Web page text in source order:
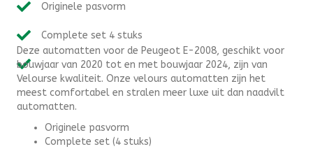
2008
2024)
-
Velours
aantal
Originele pasvorm
Complete set 4 stuks
Deze automatten voor de Peugeot E-2008, geschikt voor
bouwjaar van 2020 tot en met bouwjaar 2024, zijn van
Velourse kwaliteit. Onze velours automatten zijn het
meest comfortabel en stralen meer luxe uit dan naadvilt
automatten.
Originele pasvorm
Complete set (4 stuks)